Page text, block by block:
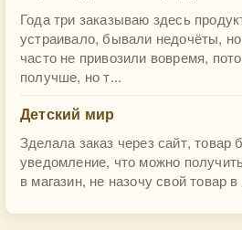
Года три заказываю здесь
устраивало, бывали недочёты,
часто не привозили вовремя,
получше, но т...
Детский мир
Зделала заказ через сайт,
уведомление, что можно
в магазин, не назочу свой товар